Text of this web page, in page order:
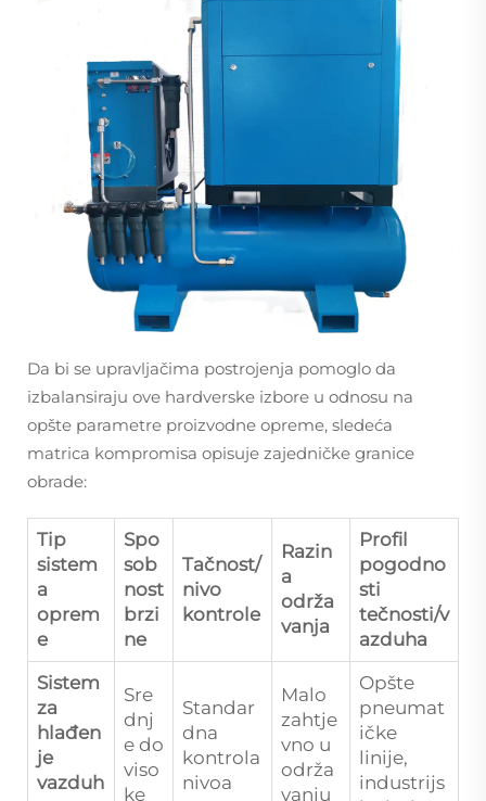
Da bi se upravljačima postrojenja pomoglo da
izbalansiraju ove hardverske izbore u odnosu na
opšte parametre proizvodne opreme, sledeća
matrica kompromisa opisuje zajedničke granice
obrade:
Tip
sistem
a
oprem
e
Spo
sob
nost
brzi
ne
Tačnost/
nivo
kontrole
Razin
a
održa
vanja
Profil
pogodno
sti
tečnosti/v
azduha
Sistem
za
hlađen
je
vazduh
Sre
dnj
e do
viso
ke
Standar
dna
kontrola
nivoa
Malo
zahtje
vno u
održa
vanju
Opšte
pneumat
ičke
linije,
industrijs